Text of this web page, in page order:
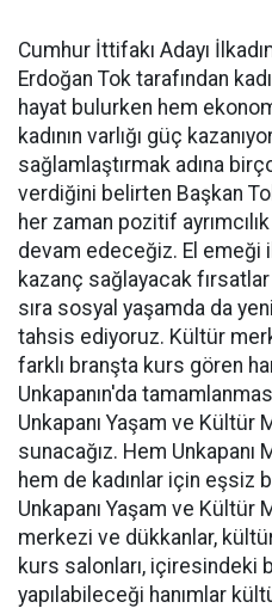
Cumhur İttifakı Adayı
Erdoğan Tok tarafından
hayat bulurken hem
kadının varlığı güç
sağlamlaştırmak adına
verdiğini belirten Başkan
her zaman pozitif
devam edeceğiz. El emeği
kazanç sağlayacak fırsatlar
sıra sosyal yaşamda da
tahsis ediyoruz. Kültür
farklı branşta kurs gören
Unkapanın'da
Unkapanı Yaşam ve
sunacağız. Hem
hem de kadınlar için eşsiz
Unkapanı Yaşam ve
merkezi ve dükkanlar,
kurs salonları, içiresindeki
yapılabileceği hanımlar